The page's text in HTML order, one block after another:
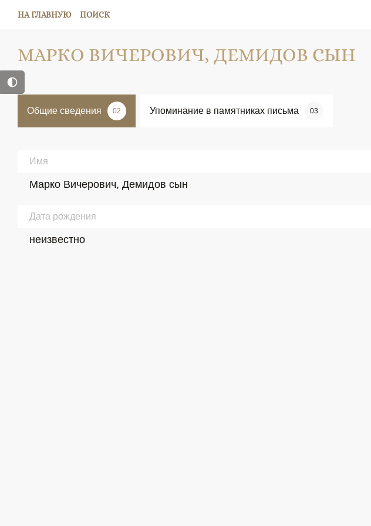
НА ГЛАВНУЮ ПОИСК
МАРКО ВИЧЕРОВИЧ, ДЕМИДОВ СЫН
Общие сведения 02 Упоминание в памятниках письма 03
Имя
Марко Вичерович, Демидов сын
Дата рождения
неизвестно